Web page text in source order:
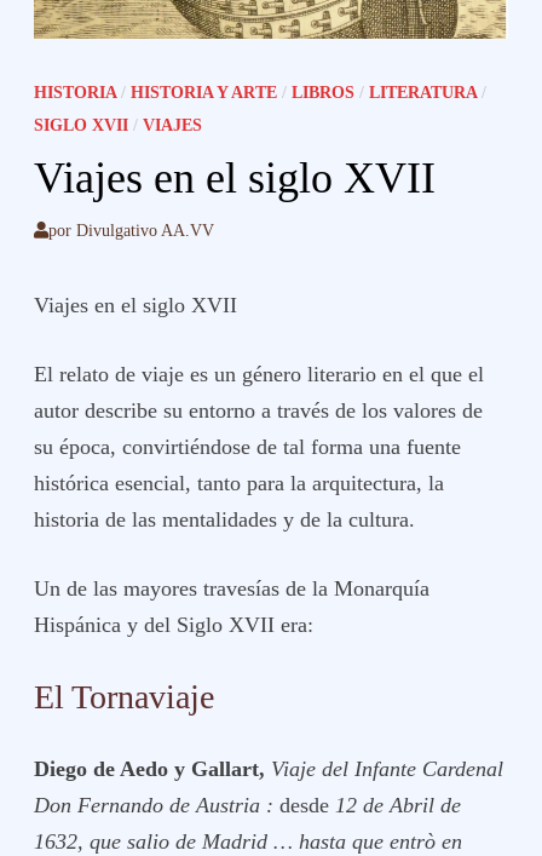
HISTORIA/HISTORIA Y ARTE /LIBROS /LITERATURA/
SIGLO XVII /VIAJES
Viajes en el siglo XVII
porDivulgativo AA.VV
Viajes en el siglo XVII
El relato de viaje es un género literario en el que el
autor describe su entorno a través de los valores de
su época, convirtiéndose de tal forma una fuente
histórica esencial, tanto para la arquitectura, la
historia de las mentalidades y de la cultura.
Un de las mayores travesías de la Monarquía
Hispánica y del Siglo XVII era:
El Tornaviaje
Diego de Aedo y Gallart, Viaje del Infante Cardenal
Don Fernando de Austria : desde12 de Abril de
1632, que salio de Madrid … hasta que entrò en